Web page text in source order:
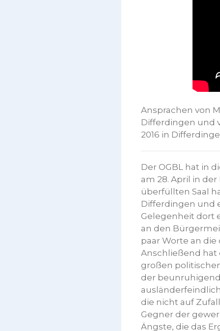
Ansprachen von
Differdingen und
2016 in
Der OGBL hat in
am 28. April in
überfüllten Saal
Differdingen und
Gelegenheit dort
an den
paar Worte an
Anschließend hat
großen
der
die nicht auf
Gegner der
Ängste, die das